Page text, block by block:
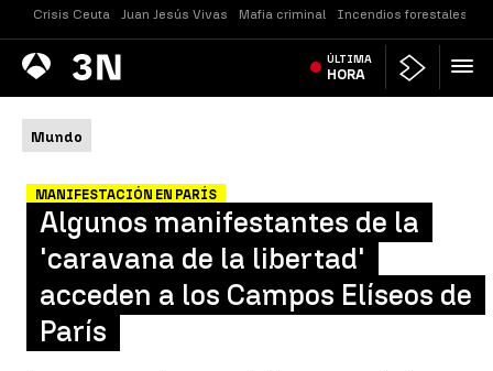
Crisis Ceuta Juan Jesús Vivas Mafia criminal Incendios forestales
Antena
3 Noticias ÚLTIMA
HORA
Mundo
MANIFESTACIÓN EN PARÍS
Algunos manifestantes de la
'caravana de la libertad'
acceden a los Campos Elíseos de
París